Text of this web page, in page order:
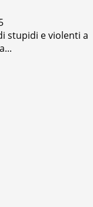
stupidi e violenti a